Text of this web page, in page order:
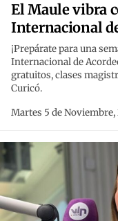
El Maule vibra
Internacional
¡Prepárate para una
Internacional de
gratuitos, clases
Curicó.
Martes 5 de